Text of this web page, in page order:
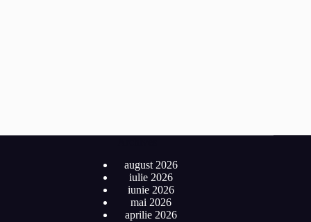
august 2026
iulie 2026
iunie 2026
mai 2026
aprilie 2026